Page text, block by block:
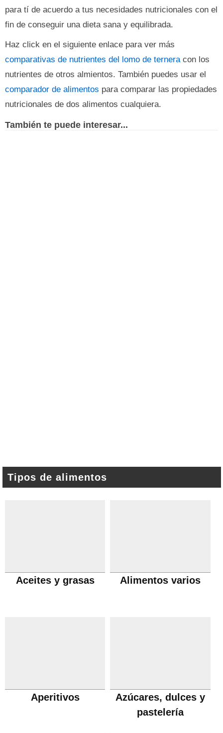
para tí de acuerdo a tus necesidades nutricionales con el
fin de conseguir una dieta sana y equilibrada.
Haz click en el siguiente enlace para ver más
comparativas de nutrientes del lomo de terneracon los
nutrientes de otros almientos. También puedes usar el
comparador de alimentos para comparar las propiedades
nutricionales de dos alimentos cualquiera.
También te puede interesar...
Tipos de alimentos
Aceites y grasas Alimentos varios
Aperitivos
Azúcares, dulces y
pastelería